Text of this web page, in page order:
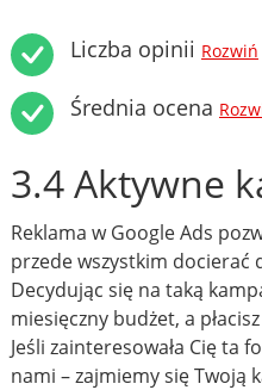
Liczba opinii Rozwiń
Średnia ocena
3.4 Aktywne
Reklama w Google Ads
przede wszystkim docierać
Decydując się na taką
miesięczny budżet, a
Jeśli zainteresowała Cię ta
nami – zajmiemy się Twoją